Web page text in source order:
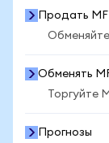
Продать
Обменять
Торгуйте
Прогнозы